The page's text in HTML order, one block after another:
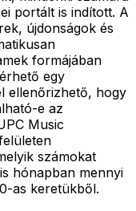
portált is indított. A
újdonságok és
formájában
egy
ellenőrizhető, hogy
e az
Music
számokat
hónapban mennyi
as keretükből.